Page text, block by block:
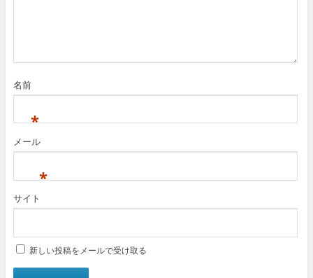
名前
*
メール
*
サイト
新しい投稿をメールで受け取る